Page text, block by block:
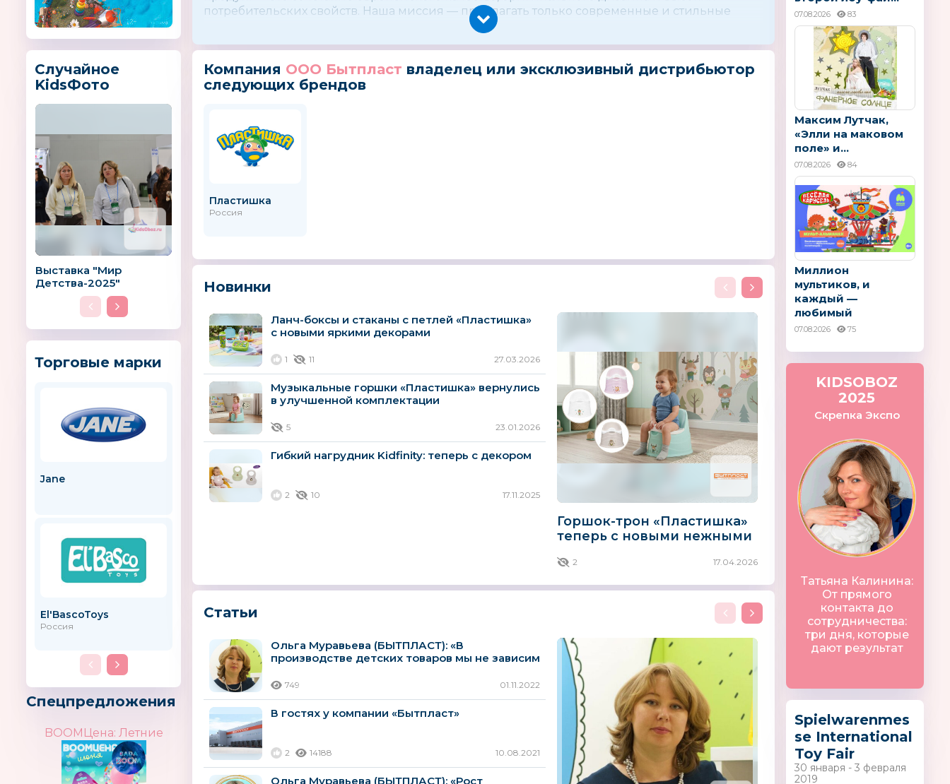
Случайное
KidsФото
Выставка "Мир
Детства-2025"
Торговые марки
Jane
El′BascoToys
Россия
BUGGY BOARD SADDLE
Nikko
Candide
UPPAbaby
США
Пластишка
Россия
UBTECH
Китай
Спецпредложения
BOOMЦена: Летние
потребительских свойств. Наша миссия — предлагать только современные и стильные
товары для дома высокого качества по справедливым ценам отечественного производства.
Компания ООО Бытпласт владелец или эксклюзивный дистрибьютор
следующих брендов
Пластишка
Россия
Новинки
Ланч-боксы и стаканы с петлей «Пластишка»
с новыми яркими декорами
1 11 27.03.2026
Музыкальные горшки «Пластишка» вернулись
в улучшенной комплектации
5 23.01.2026
Гибкий нагрудник Kidfinity: теперь с декором
2 10 17.11.2025
Горшок-трон «Пластишка»
теперь c новыми нежными
2 17.04.2026
Статьи
Ольга Муравьева (БЫТПЛАСТ): «В
производстве детских товаров мы не зависим
749 01.11.2022
В гостях у компании «Бытпласт»
2 14188 10.08.2021
Ольга Муравьева (БЫТПЛАСТ): «Рост
07.08.2026 83
Максим Лутчак,
«Элли на маковом
поле» и...
07.08.2026 84
Миллион
мультиков, и
каждый —
любимый
07.08.2026 75
KIDSOBOZ
2025
Скрепка Экспо
Татьяна Калинина:
От прямого
контакта до
сотрудничества:
три дня, которые
дают результат
Spielwarenmes
se International
Toy Fair
30 января - 3 февраля
2019